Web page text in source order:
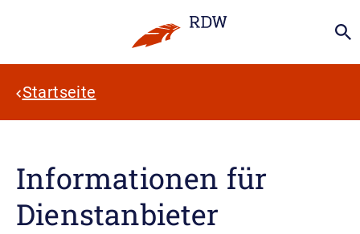
Startseite
Informationen für
Dienstanbieter